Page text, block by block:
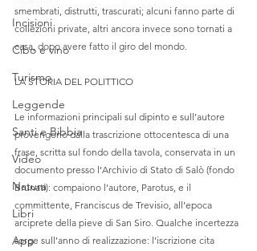
Incisioni
Cibo e vino
Turismo
Leggende
Santi e Bibbia
Video
Natura
Libri
App
smembrati, distrutti, trascurati; alcuni fanno parte di
collezioni private, altri ancora invece sono tornati a
casa, dopo avere fatto il giro del mondo.
LA STORIA DEL POLITTICO
Le informazioni principali sul dipinto e sull’autore
provengono dalla trascrizione ottocentesca di una
frase, scritta sul fondo della tavola, conservata in un
documento presso l’Archivio di Stato di Salò (fondo
Brunati): compaiono l’autore, Parotus, e il
committente, Franciscus de Trevisio, all’epoca
arciprete della pieve di San Siro. Qualche incertezza
sorge sull’anno di realizzazione: l’iscrizione cita